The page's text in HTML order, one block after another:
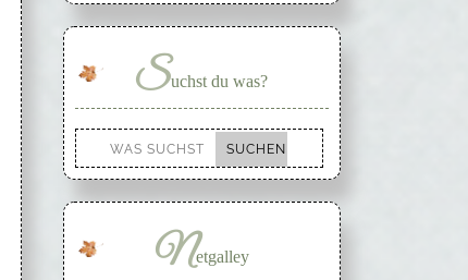
Suchst du was?
Netgalley